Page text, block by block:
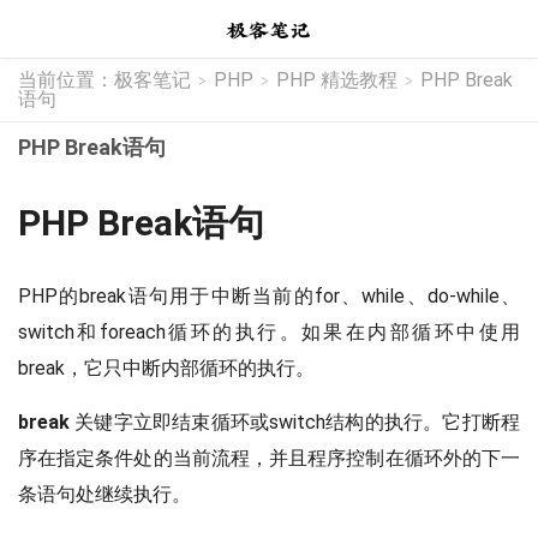
当前位置： 极客笔记 > PHP > PHP 精选教程 > PHP Break
语句
PHP Break语句
PHP Break语句
PHP的break语句用于中断当前的for、while、do-while、
switch和foreach循环的执行。如果在内部循环中使用
break，它只中断内部循环的执行。
break 关键字立即结束循环或switch结构的执行。它打断程
序在指定条件处的当前流程，并且程序控制在循环外的下一
条语句处继续执行。